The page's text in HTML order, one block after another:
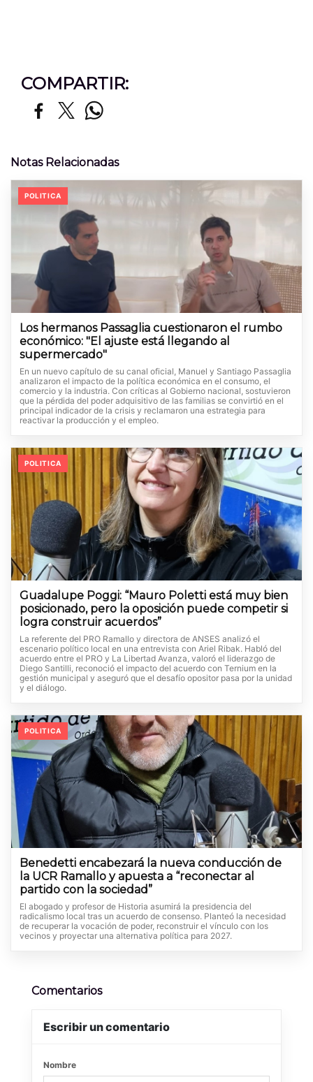
COMPARTIR:
Notas Relacionadas
POLITICA
Los hermanos Passaglia cuestionaron el rumbo
económico: "El ajuste está llegando al
supermercado"
En un nuevo capítulo de su canal oficial, Manuel y Santiago Passaglia
analizaron el impacto de la política económica en el consumo, el
comercio y la industria. Con críticas al Gobierno nacional, sostuvieron
que la pérdida del poder adquisitivo de las familias se convirtió en el
principal indicador de la crisis y reclamaron una estrategia para
reactivar la producción y el empleo.
POLITICA
Guadalupe Poggi: “Mauro Poletti está muy bien
posicionado, pero la oposición puede competir si
logra construir acuerdos”
La referente del PRO Ramallo y directora de ANSES analizó el
escenario político local en una entrevista con Ariel Ribak. Habló del
acuerdo entre el PRO y La Libertad Avanza, valoró el liderazgo de
Diego Santilli, reconoció el impacto del acuerdo con Ternium en la
gestión municipal y aseguró que el desafío opositor pasa por la unidad
y el diálogo.
POLITICA
Benedetti encabezará la nueva conducción de
la UCR Ramallo y apuesta a “reconectar al
partido con la sociedad”
El abogado y profesor de Historia asumirá la presidencia del
radicalismo local tras un acuerdo de consenso. Planteó la necesidad
de recuperar la vocación de poder, reconstruir el vínculo con los
vecinos y proyectar una alternativa política para 2027.
Comentarios
Escribir un comentario
Nombre